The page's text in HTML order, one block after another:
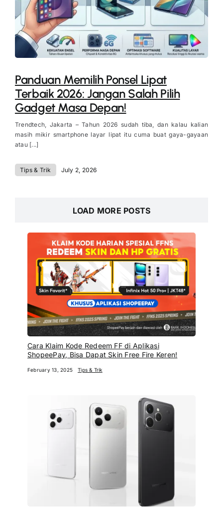
Panduan Memilih Ponsel Lipat
Terbaik 2026: Jangan Salah Pilih
Gadget Masa Depan!
Trendtech, Jakarta – Tahun 2026 sudah tiba, dan kalau kalian
masih mikir smartphone layar lipat itu cuma buat gaya-gayaan
atau [...]
Tips & Trik July 2, 2026
LOAD MORE POSTS
Cara Klaim Kode Redeem FF di Aplikasi
ShopeePay, Bisa Dapat Skin Free Fire Keren!
February 13, 2025 Tips & Trik